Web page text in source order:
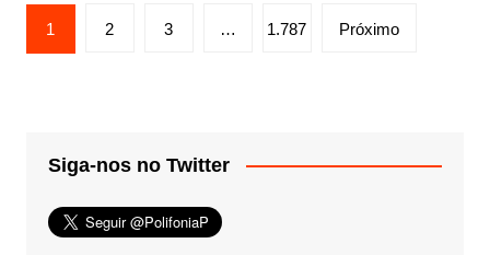
Paginação
de
1 2 3 … 1.787 Próximo
Siga-nos no Twitter